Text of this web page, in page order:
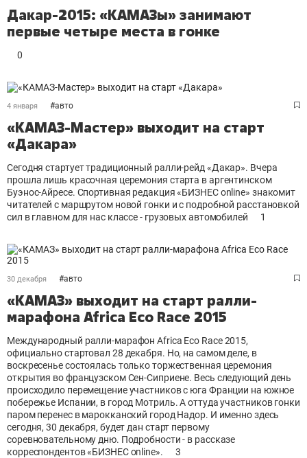
Дакар-2015: «КАМАЗы» занимают
первые четыре места в гонке
0
4 января #авто
«КАМАЗ-Мастер» выходит на старт
«Дакара»
Сегодня стартует традиционный ралли-рейд «Дакар». Вчера
прошла лишь красочная церемония старта в аргентинском
Буэнос-Айресе. Спортивная редакция «БИЗНЕС online» знакомит
читателей с маршрутом новой гонки и с подробной расстановкой
сил в главном для нас классе - грузовых автомобилей
1
30 декабря #авто
«КАМАЗ» выходит на старт ралли-
марафона Africa Eco Race 2015
Международный ралли-марафон Africa Eco Race 2015,
официально стартовал 28 декабря. Но, на самом деле, в
воскресенье состоялась только торжественная церемония
открытия во французском Сен-Сиприене. Весь следующий день
происходило перемещение участников с юга Франции на южное
побережье Испании, в город Мотриль. А оттуда участников гонки
паром перенес в марокканский город Надор. И именно здесь
сегодня, 30 декабря, будет дан старт первому
соревновательному дню. Подробности - в рассказе
корреспондентов «БИЗНЕС online».
3